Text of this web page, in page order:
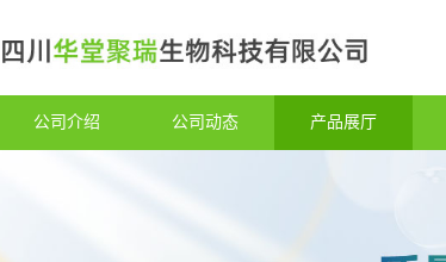
公司介绍 公司动态 产品展厅